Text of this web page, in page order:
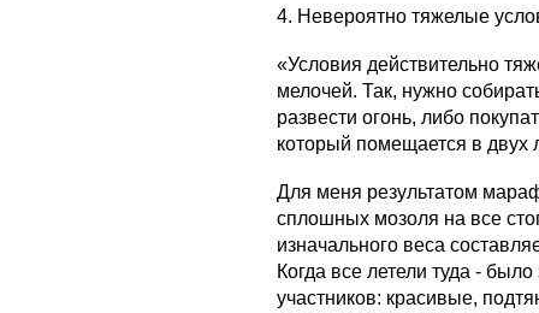
4. Невероятно тяжелые
«Условия действительно
мелочей. Так, нужно
развести огонь, либо
который помещается в двух
Для меня результатом
сплошных мозоля на все
изначального веса
Когда все летели туда -
участников: красивые,